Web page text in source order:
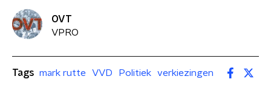
OVT
VPRO
Tags mark rutte VVD Politiek
verkiezingen